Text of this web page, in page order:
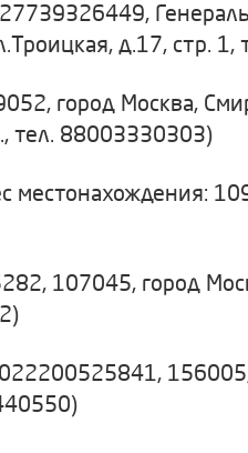
д.17, стр.
город Москва,
тел. 88003330303)
107045, город
156005,